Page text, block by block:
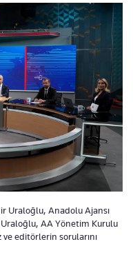
Uraloğlu, Anadolu Ajansı
AA Yönetim Kurulu
ve editörlerin sorularını